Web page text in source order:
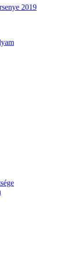
2019